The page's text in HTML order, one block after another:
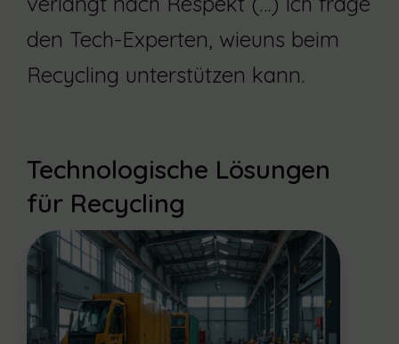
den Tech-Experten, wieuns beim
Recycling unterstützen kann.
Technologische Lösungen
für Recycling